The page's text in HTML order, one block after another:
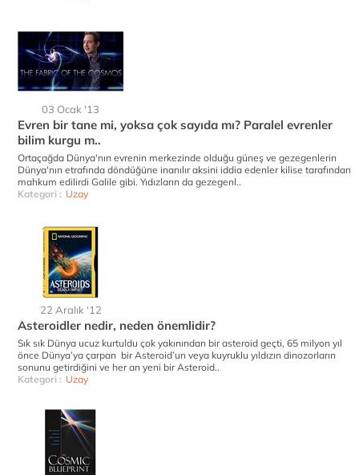
03 Ocak '13
Evren bir tane mi, yoksa çok sayıda mı? Paralel evrenler
bilim kurgu m..
Ortaçağda Dünya'nın evrenin merkezinde olduğu güneş ve gezegenlerin
Dünya'nın etrafında döndüğüne inanılır aksini iddia edenler kilise tarafından
mahkum edilirdi Galile gibi. Yıdızların da gezegenl..
Kategori : Uzay
22 Aralık '12
Asteroidler nedir, neden önemlidir?
Sık sık Dünya ucuz kurtuldu çok yakınından bir asteroid geçti, 65 milyon yıl
önce Dünya’ya çarpan bir Asteroid’un veya kuyruklu yıldızın dinozorların
sonunu getirdiğini ve her an yeni bir Asteroid..
Kategori : Uzay